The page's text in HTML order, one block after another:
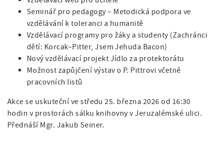
Seminář pro pedagogy – Metodická podpora ve
vzdělávání k toleranci a humanitě
Vzdělávací programy pro žáky a studenty (Zachránci
dětí: Korcak–Pitter, Jsem Jehuda Bacon)
Nový vzdělávací projekt Jídlo za protektorátu
Možnost zapůjčení výstav o P. Pittrovi včetně
pracovních listů
Akce se uskuteční ve středu 25. března 2026 od 16:30
hodin v prostorách sálku knihovny v Jeruzalémské ulici.
Přednáší Mgr. Jakub Seiner.